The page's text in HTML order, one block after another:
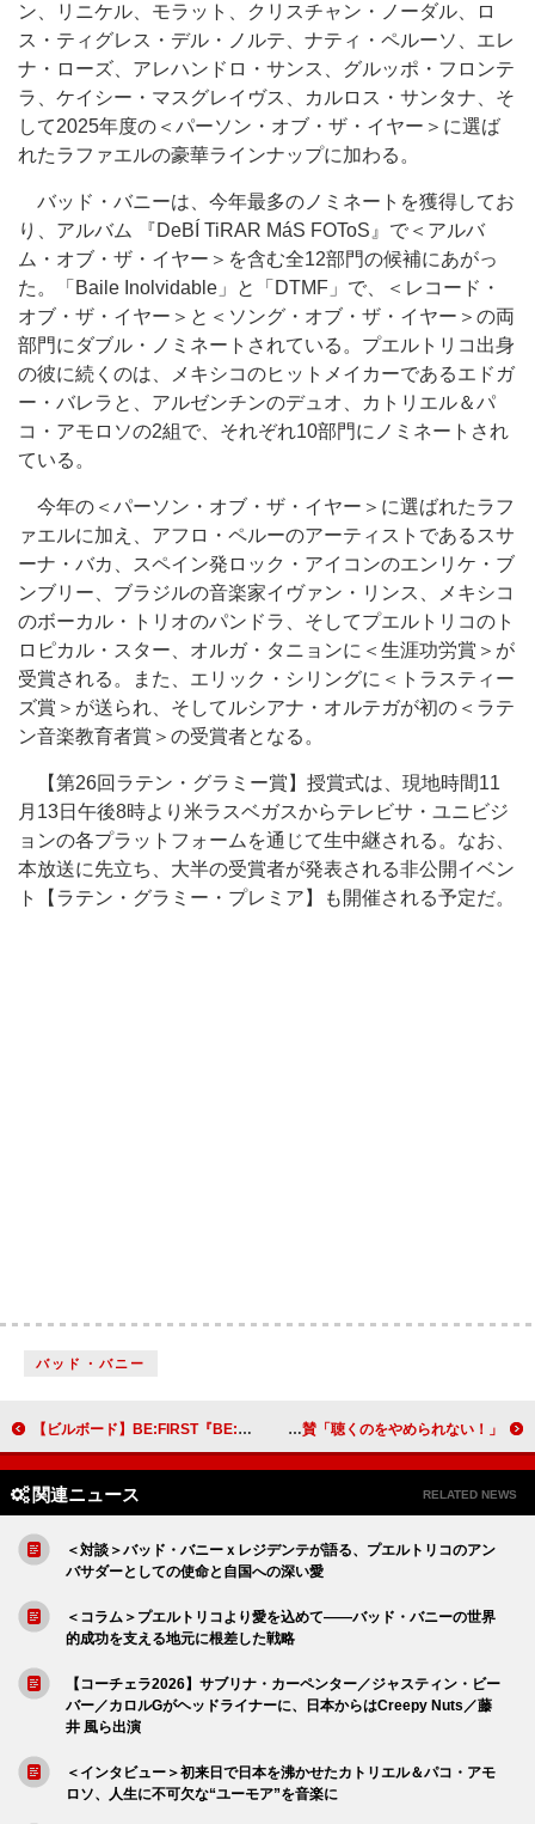
ン、リニケル、モラット、クリスチャン・ノーダル、ロ
ス・ティグレス・デル・ノルテ、ナティ・ペルーソ、エレ
ナ・ローズ、アレハンドロ・サンス、グルッポ・フロンテ
ラ、ケイシー・マスグレイヴス、カルロス・サンタナ、そ
して2025年度の＜パーソン・オブ・ザ・イヤー＞に選ば
れたラファエルの豪華ラインナップに加わる。
バッド・バニーは、今年最多のノミネートを獲得してお
り、アルバム 『DeBÍ TiRAR MáS FOToS』で＜アルバ
ム・オブ・ザ・イヤー＞を含む全12部門の候補にあがっ
た。「Baile Inolvidable」と「DTMF」で、＜レコード・
オブ・ザ・イヤー＞と＜ソング・オブ・ザ・イヤー＞の両
部門にダブル・ノミネートされている。プエルトリコ出身
の彼に続くのは、メキシコのヒットメイカーであるエドガ
ー・バレラと、アルゼンチンのデュオ、カトリエル＆パ
コ・アモロソの2組で、それぞれ10部門にノミネートされ
ている。
今年の＜パーソン・オブ・ザ・イヤー＞に選ばれたラフ
ァエルに加え、アフロ・ペルーのアーティストであるスサ
ーナ・バカ、スペイン発ロック・アイコンのエンリケ・ブ
ンブリー、ブラジルの音楽家イヴァン・リンス、メキシコ
のボーカル・トリオのパンドラ、そしてプエルトリコのト
ロピカル・スター、オルガ・タニョンに＜生涯功労賞＞が
受賞される。また、エリック・シリングに＜トラスティー
ズ賞＞が送られ、そしてルシアナ・オルテガが初の＜ラテ
ン音楽教育者賞＞の受賞者となる。
【第26回ラテン・グラミー賞】授賞式は、現地時間11
月13日午後8時より米ラスベガスからテレビサ・ユニビジ
ョンの各プラットフォームを通じて生中継される。なお、
本放送に先立ち、大半の受賞者が発表される非公開イベン
ト【ラテン・グラミー・プレミア】も開催される予定だ。
バッド・バニー
【ビルボード】BE:FIRST『BE:ST』DLアルバム首位獲得 &TEAM／NEXZが続く ロザリア、ニューAL『ラックス』をマドンナが称賛「聴くのをやめられない！」
関連ニュース RELATED NEWS
＜対談＞バッド・バニーｘレジデンテが語る、プエルトリコのアン
バサダーとしての使命と自国への深い愛
＜コラム＞プエルトリコより愛を込めて――バッド・バニーの世界
的成功を支える地元に根差した戦略
【コーチェラ2026】サブリナ・カーペンター／ジャスティン・ビー
バー／カロルGがヘッドライナーに、日本からはCreepy Nuts／藤
井 風ら出演
＜インタビュー＞初来日で日本を沸かせたカトリエル＆パコ・アモ
ロソ、人生に不可欠な“ユーモア”を音楽に